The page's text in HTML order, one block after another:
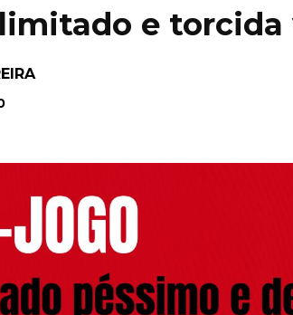
e torcida